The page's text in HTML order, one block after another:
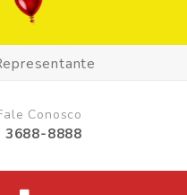
Conosco
3688-8888